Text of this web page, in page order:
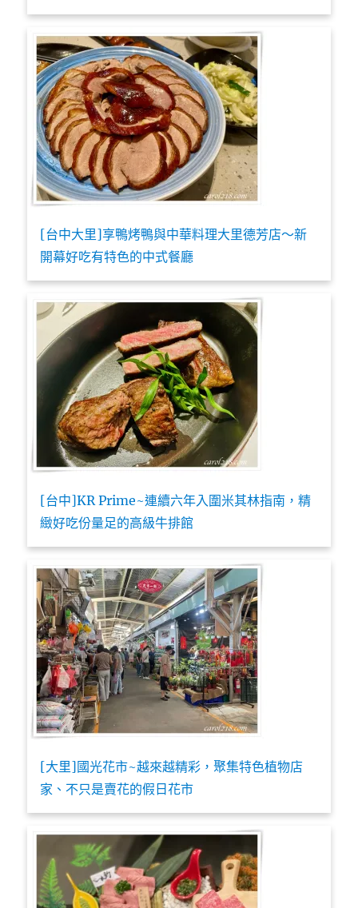
[台中大里]享鴨烤鴨與中華料理大里德芳店～新
開幕好吃有特色的中式餐廳
[台中]KR Prime~連續六年入圍米其林指南，精
緻好吃份量足的高級牛排館
[大里]國光花市~越來越精彩，聚集特色植物店
家、不只是賣花的假日花市